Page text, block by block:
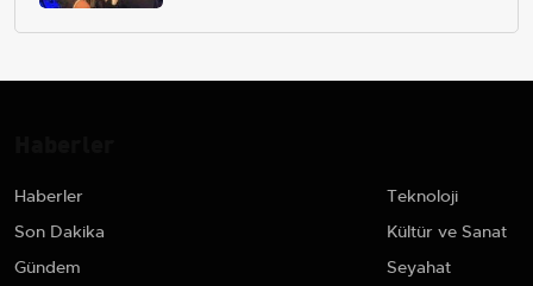
Haberler
Son Dakika
Gündem
Teknoloji
Kültür ve Sanat
Seyahat